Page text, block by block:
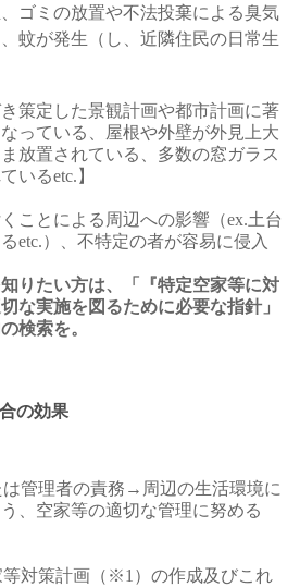
ゴミの放置や不法投棄による臭気
蚊が発生（し、近隣住民の日常生
策定した景観計画や都市計画に著
っている、屋根や外壁が外見上大
放置されている、多数の窓ガラス
いるetc.】
ことによる周辺への影響（ex.土台
etc.）、不特定の者が容易に侵入
りたい方は、「『特定空家等に対
な実施を図るために必要な指針」
検索を。
の効果
管理者の責務→周辺の生活環境に
、空家等の適切な管理に努める
対策計画（※1）の作成及びこれ